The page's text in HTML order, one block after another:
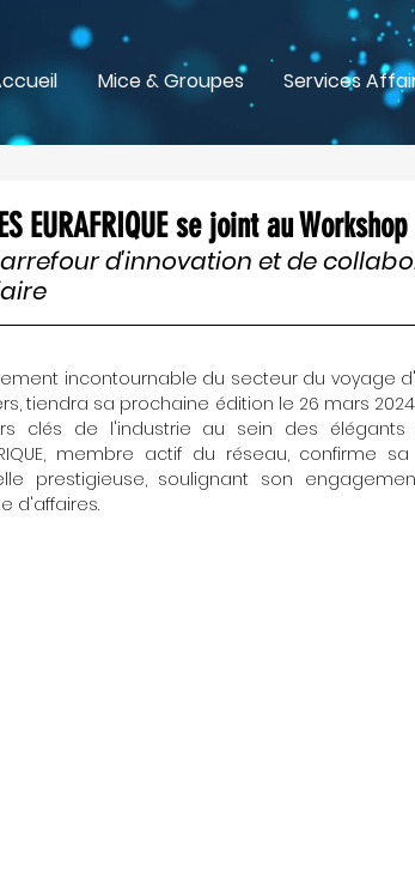
Mice & Groupes Services
EURAFRIQUE se joint au
d'innovation et de
incontournable du secteur du voyage
tiendra sa prochaine édition le 26 mars
clés de l'industrie au sein des élégants
membre actif du réseau, confirme
prestigieuse, soulignant son
d'affaires.